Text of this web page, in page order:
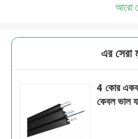
আরো
এর সেরা
4 কোর
কেবল ভাল